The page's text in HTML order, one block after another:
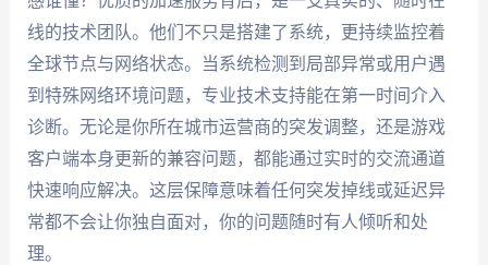
线的技术团队。他们不只是搭建了系统，更持续监控着
全球节点与网络状态。当系统检测到局部异常或用户遇
到特殊网络环境问题，专业技术支持能在第一时间介入
诊断。无论是你所在城市运营商的突发调整，还是游戏
客户端本身更新的兼容问题，都能通过实时的交流通道
快速响应解决。这层保障意味着任何突发掉线或延迟异
常都不会让你独自面对，你的问题随时有人倾听和处
理。